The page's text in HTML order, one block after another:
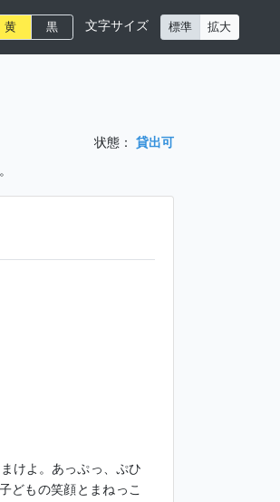
黄 黒 文字サイズ 標準 拡大
状態：
貸出可
けよ。あっぷっ、ぷひ
どもの笑顔とまねっこ